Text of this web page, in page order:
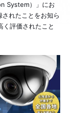
System）」にお
れたことをお知ら
評価されたこと